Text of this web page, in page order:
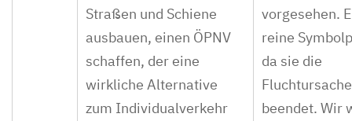
Straßen und Schiene
ausbauen, einen ÖPNV
schaffen, der eine
wirkliche Alternative
zum Individualverkehr
vorgesehen.
reine
da sie die
beendet. Wir